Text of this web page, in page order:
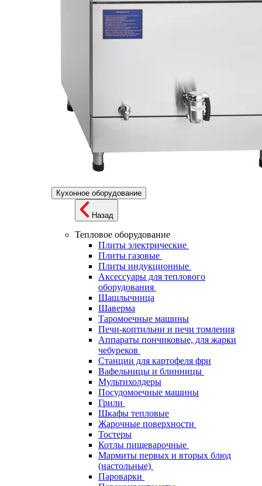
Кухонное оборудование
Назад
Тепловое оборудование
Плиты электрические
Плиты газовые
Плиты индукционные
Аксессуары для теплового
оборудования
Шашлычница
Шаверма
Таромоечные машины
Печи-коптильни и печи томления
Аппараты пончиковые, для жарки
чебуреков
Станции для картофеля фри
Вафельницы и блинницы
Мультихолдеры
Посудомоечные машины
Грили
Шкафы тепловые
Жарочные поверхности
Тостеры
Котлы пищеварочные
Мармиты первых и вторых блюд
(настольные)
Пароварки